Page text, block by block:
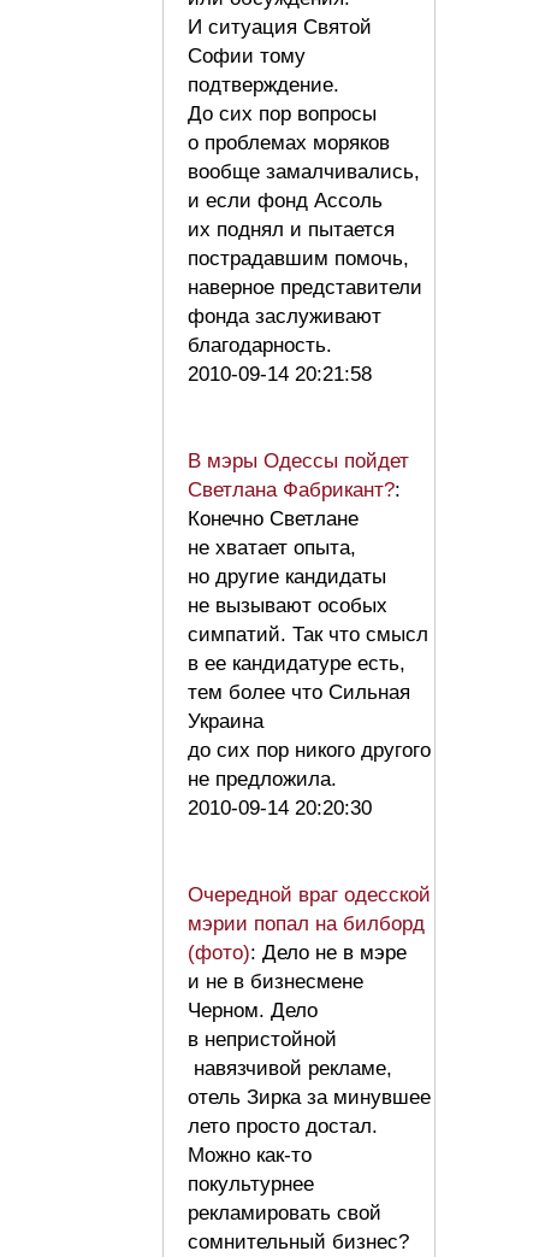
И ситуация Святой
Софии тому
подтверждение.
До сих пор вопросы
о проблемах моряков
вообще замалчивались,
и если фонд Ассоль
их поднял и пытается
пострадавшим помочь,
наверное представители
фонда заслуживают
благодарность.
2010-09-14 20:21:58
В мэры Одессы пойдет
Светлана Фабрикант?:
Конечно Светлане
не хватает опыта,
но другие кандидаты
не вызывают особых
симпатий. Так что смысл
в ее кандидатуре есть,
тем более что Сильная
Украина
до сих пор никого другого
не предложила.
2010-09-14 20:20:30
Очередной враг одесской
мэрии попал на билборд
(фото): Дело не в мэре
и не в бизнесмене
Черном. Дело
в непристойной
навязчивой рекламе,
отель Зирка за минувшее
лето просто достал.
Можно как-то
покультурнее
рекламировать свой
сомнительный бизнес?